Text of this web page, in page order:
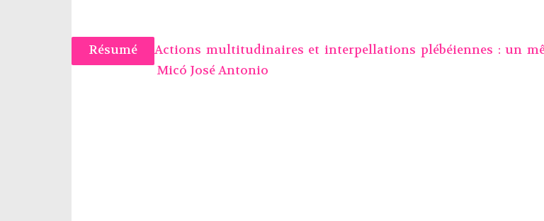
Résumé Actions multitudinaires et interpellations plébéiennes : un
Micó José Antonio